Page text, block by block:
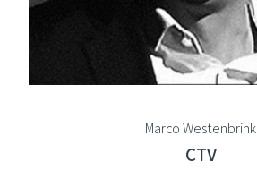
Marco Westenbrink
CTV